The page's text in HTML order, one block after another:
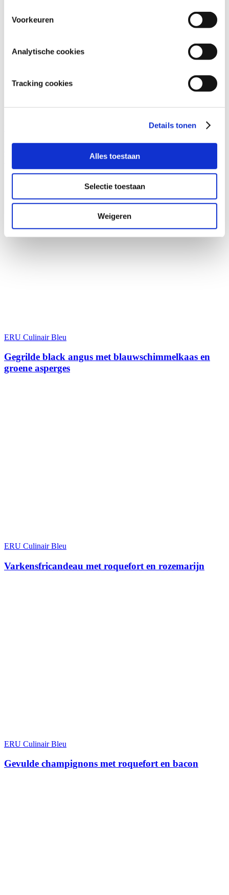
Voorkeuren
Analytische cookies
Tracking cookies
Details tonen
Alles toestaan
Selectie toestaan
Weigeren
Broodje pastrami met blauwschimmelkaas en gele
ERU Culinair Bleu
Gegrilde black angus met blauwschimmelkaas en
groene asperges
ERU Culinair Bleu
Varkensfricandeau met roquefort en rozemarijn
ERU Culinair Bleu
Gevulde champignons met roquefort en bacon